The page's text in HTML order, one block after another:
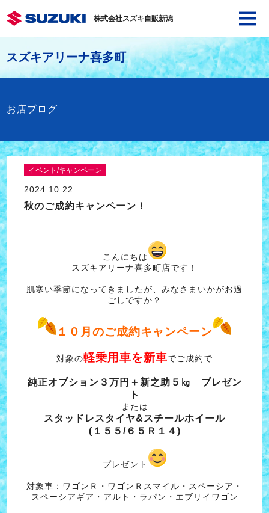
株式会社スズキ自販新潟
スズキアリーナ喜多町
お店ブログ
イベント/キャンペーン
2024.10.22
秋のご成約キャンペーン！
こんにちは
スズキアリーナ喜多町店です！
肌寒い季節になってきましたが、みなさまいかがお過
ごしですか？
１０月のご成約キャンペーン
対象の軽乗用車を新車でご成約で
純正オプション３万円＋新之助５㎏ プレゼン
ト
または
スタッドレスタイヤ&スチールホイール
(１５５/６５Ｒ１４)
プレゼント
対象車：ワゴンＲ・ワゴンＲスマイル・スペーシア・
スペーシアギア・アルト・ラパン・エブリイワゴン